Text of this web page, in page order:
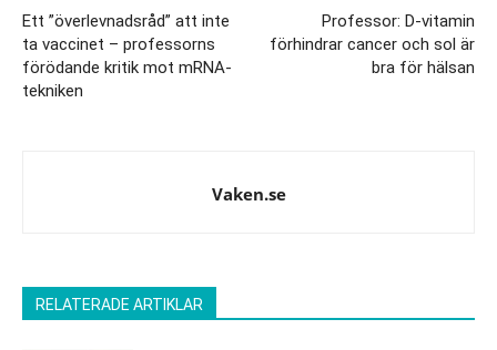
Ett ”överlevnadsråd” att inte
ta vaccinet – professorns
förödande kritik mot mRNA-
tekniken
Professor: D-vitamin
förhindrar cancer och sol är
bra för hälsan
Vaken.se
RELATERADE ARTIKLAR